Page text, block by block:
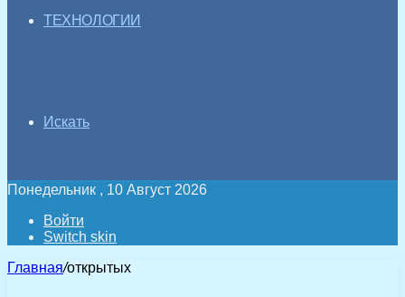
ТЕХНОЛОГИИ
Искать
Понедельник , 10 Август 2026
Войти
Switch skin
Главная/открытых